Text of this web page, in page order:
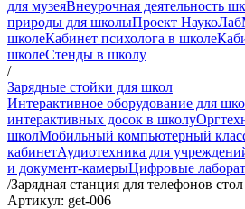
для музеяВнеурочная деятельность
природы для школыПроект НаукоЛаб
школеКабинет психолога в школе
школеСтенды в школу
/
Зарядные стойки для школ
Интерактивное оборудование для
интерактивных досок в школу
школМобильный компьютерный
кабинетАудиотехника для
и документ-камерыЦифровые
/Зарядная станция для телефонов
Артикул: get-006